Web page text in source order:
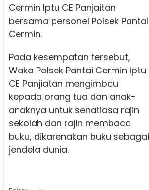
Cermin Iptu CE Panjaitan
bersama personel Polsek Pantai
Cermin.
Pada kesempatan tersebut,
Waka Polsek Pantai Cermin Iptu
CE Panjiatan mengimbau
kepada orang tua dan anak-
anaknya untuk senatiasa rajin
sekolah dan rajin membaca
buku, dikarenakan buku sebagai
jendela dunia.